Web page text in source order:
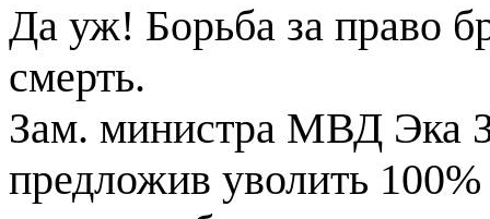
Да уж! Борьба за право
смерть.
Зам. министра МВД Эка
предложив уволить